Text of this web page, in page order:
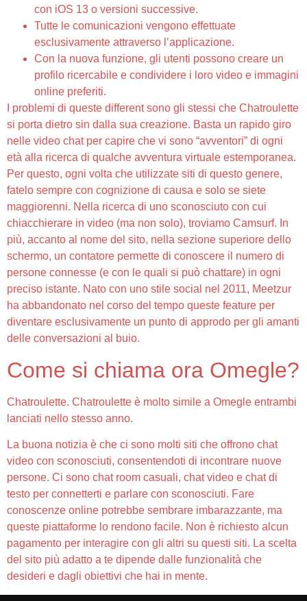
con iOS 13 o versioni successive.
Tutte le comunicazioni vengono effettuate
esclusivamente attraverso l’applicazione.
Con la nuova funzione, gli utenti possono creare un
profilo ricercabile e condividere i loro video e immagini
online preferiti.
I problemi di queste different sono gli stessi che Chatroulette
si porta dietro sin dalla sua creazione. Basta un rapido giro
nelle video chat per capire che vi sono “avventori” di ogni
età alla ricerca di qualche avventura virtuale estemporanea.
Per questo, ogni volta che utilizzate siti di questo genere,
fatelo sempre con cognizione di causa e solo se siete
maggiorenni. Nella ricerca di uno sconosciuto con cui
chiacchierare in video (ma non solo), troviamo Camsurf. In
più, accanto al nome del sito, nella sezione superiore dello
schermo, un contatore permette di conoscere il numero di
persone connesse (e con le quali si può chattare) in ogni
preciso istante. Nato con uno stile social nel 2011, Meetzur
ha abbandonato nel corso del tempo queste feature per
diventare esclusivamente un punto di approdo per gli amanti
delle conversazioni al buio.
Come si chiama ora Omegle?
Chatroulette. Chatroulette è molto simile a Omegle entrambi
lanciati nello stesso anno.
La buona notizia è che ci sono molti siti che offrono chat
video con sconosciuti, consentendoti di incontrare nuove
persone. Ci sono chat room casuali, chat video e chat di
testo per connetterti e parlare con sconosciuti. Fare
conoscenze online potrebbe sembrare imbarazzante, ma
queste piattaforme lo rendono facile. Non è richiesto alcun
pagamento per interagire con gli altri su questi siti. La scelta
del sito più adatto a te dipende dalle funzionalità che
desideri e dagli obiettivi che hai in mente.